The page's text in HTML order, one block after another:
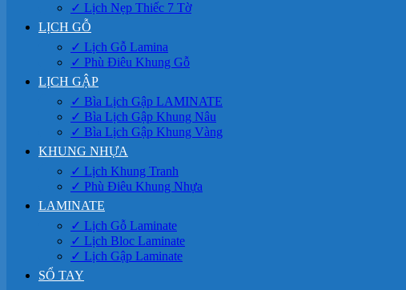
✓ Lịch Nẹp Thiếc 7 Tờ
LỊCH GỖ
✓ Lịch Gỗ Lamina
✓ Phù Điêu Khung Gỗ
LỊCH GẬP
✓ Bìa Lịch Gập LAMINATE
✓ Bìa Lịch Gập Khung Nâu
✓ Bìa Lịch Gập Khung Vàng
KHUNG NHỰA
✓ Lịch Khung Tranh
✓ Phù Điêu Khung Nhựa
LAMINATE
✓ Lịch Gỗ Laminate
✓ Lịch Bloc Laminate
✓ Lịch Gập Laminate
SỔ TAY